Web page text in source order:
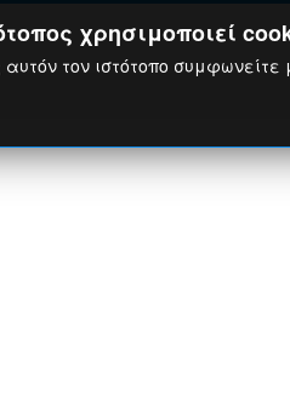
χρησιμοποιεί
τον ιστότοπο